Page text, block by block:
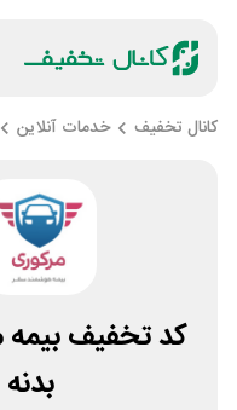
کانال تخفیف خدمات آنلاین
کد تخفیف بیمه